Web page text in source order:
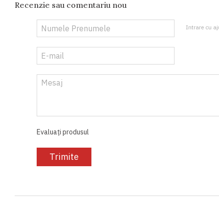
Recenzie sau comentariu nou
Intrare cu
Evaluați produsul
Trimite